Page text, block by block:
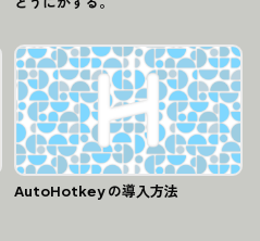
AutoHotkey の導入方法